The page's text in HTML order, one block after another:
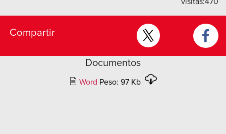
Compartir
Documentos
Word Peso: 97 Kb